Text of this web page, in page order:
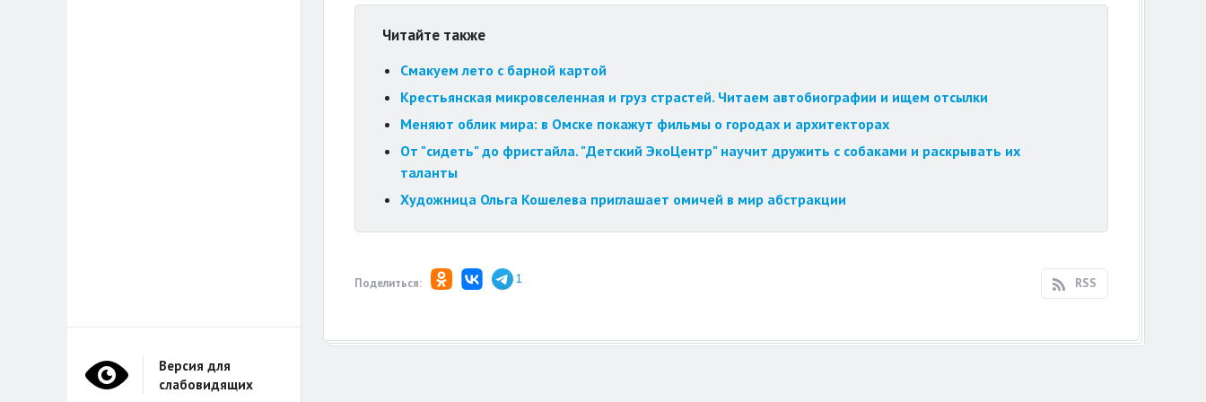
Читайте также
Смакуем лето с барной картой
Крестьянская микровселенная и груз страстей. Читаем автобиографии и ищем отсылки
Меняют облик мира: в Омске покажут фильмы о городах и архитекторах
От "сидеть" до фристайла. "Детский ЭкоЦентр" научит дружить с собаками и раскрывать их
таланты
Художница Ольга Кошелева приглашает омичей в мир абстракции
Поделиться: 1 RSS
Версия для
слабовидящих